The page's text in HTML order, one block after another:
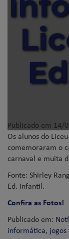
Publicado em 14/
Os alunos do
comemoraram o
carnaval e muita
Fonte: Shirley
Ed. Infantil.
Confira as Fotos!
Publicado em:
informática, jogos